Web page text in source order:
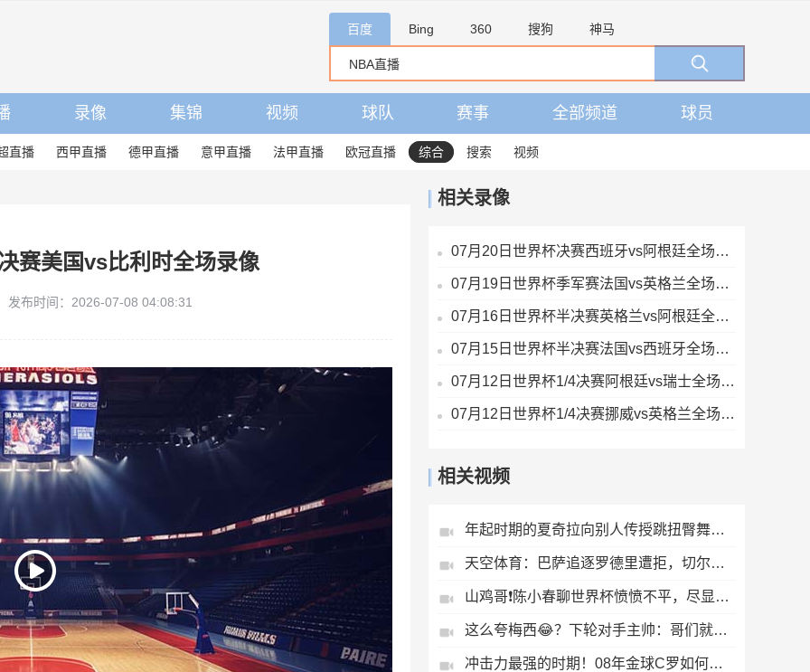
百度 Bing 360 搜狗 神马
录像 集锦 视频 球队 赛事 全部频道 球员
直播 西甲直播 德甲直播 意甲直播 法甲直播 欧冠直播 综合 搜索 视频
赛美国vs比利时全场录像
发布时间：2026-07-08 04:08:31
相关录像
07月20日世界杯决赛西班牙vs阿根廷全场录像
07月19日世界杯季军赛法国vs英格兰全场录像
07月16日世界杯半决赛英格兰vs阿根廷全场录像
07月15日世界杯半决赛法国vs西班牙全场录像
07月12日世界杯1/4决赛阿根廷vs瑞士全场录像
07月12日世界杯1/4决赛挪威vs英格兰全场录像
相关视频
年起时期的夏奇拉向别人传授跳扭臀舞的秘诀
天空体育：巴萨追逐罗德里遭拒，切尔西给恩佐开价1.2亿英镑
山鸡哥❗️陈小春聊世界杯愤愤不平，尽显球迷本色
这么夸梅西😂？下轮对手主帅：哥们就不能度度假，坐坐游艇吗？
冲击力最强的时期！08年金球C罗如何扛起球队？